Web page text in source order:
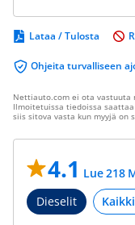
Lataa / Tulosta
Ohjeita turvalliseen
Nettiauto.com ei ota vastuuta
Ilmoitetuissa tiedoissa
siis sitova vasta kun myyjä on
4.1 Lue 218
Dieselit